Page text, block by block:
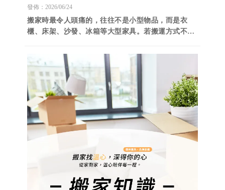
｜台中套房搬家｜
發佈：2026/06/24
搬家時最令人頭痛的，往往不是小型物品，而是衣
櫃、床架、沙發、冰箱等大型家具。若搬運方式不
以下整理大型家具搬運的技巧與注意事項，幫助您順
利完成搬遷。